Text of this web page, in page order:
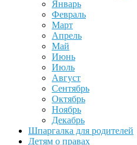
Январь
Февраль
Март
Апрель
Май
Июнь
Июль
Август
Сентябрь
Октябрь
Ноябрь
Декабрь
Шпаргалка для родителей
Детям о правах